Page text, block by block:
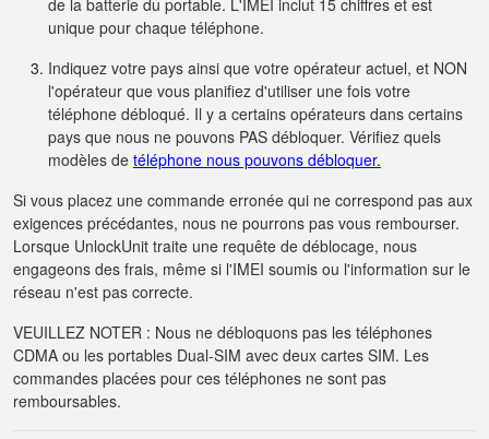
de la batterie du portable. L'IMEI inclut 15 chiffres et est
unique pour chaque téléphone.
Indiquez votre pays ainsi que votre opérateur actuel, et NON
l'opérateur que vous planifiez d'utiliser une fois votre
téléphone débloqué. Il y a certains opérateurs dans certains
pays que nous ne pouvons PAS débloquer. Vérifiez quels
modèles de téléphone nous pouvons débloquer.
Si vous placez une commande erronée qui ne correspond pas aux
exigences précédantes, nous ne pourrons pas vous rembourser.
Lorsque UnlockUnit traite une requête de déblocage, nous
engageons des frais, même si l'IMEI soumis ou l'information sur le
réseau n'est pas correcte.
VEUILLEZ NOTER : Nous ne débloquons pas les téléphones
CDMA ou les portables Dual-SIM avec deux cartes SIM. Les
commandes placées pour ces téléphones ne sont pas
remboursables.